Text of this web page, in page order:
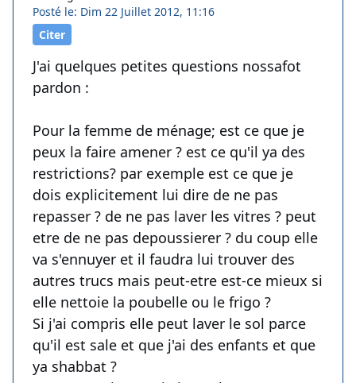
Posté le: Dim 22 Juillet 2012, 11:16
Citer
J'ai quelques petites questions nossafot
pardon :
Pour la femme de ménage; est ce que je
peux la faire amener ? est ce qu'il ya des
restrictions? par exemple est ce que je
dois explicitement lui dire de ne pas
repasser ? de ne pas laver les vitres ? peut
etre de ne pas depoussierer ? du coup elle
va s'ennuyer et il faudra lui trouver des
autres trucs mais peut-etre est-ce mieux si
elle nettoie la poubelle ou le frigo ?
Si j'ai compris elle peut laver le sol parce
qu'il est sale et que j'ai des enfants et que
ya shabbat ?